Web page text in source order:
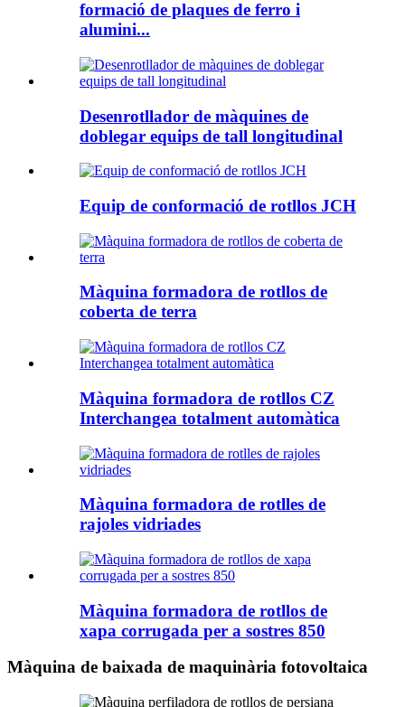
formació de plaques de ferro i
alumini...
Desenrotllador de màquines de
doblegar equips de tall longitudinal
Equip de conformació de rotllos JCH
Màquina formadora de rotllos de
coberta de terra
Màquina formadora de rotllos CZ
Interchangea totalment automàtica
Màquina formadora de rotlles de
rajoles vidriades
Màquina formadora de rotllos de
xapa corrugada per a sostres 850
Màquina de baixada de maquinària fotovoltaica